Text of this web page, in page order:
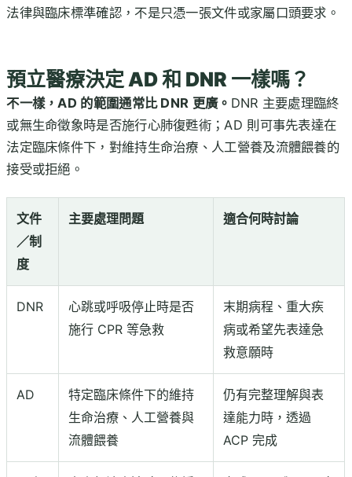
法律與臨床標準確認，不是只憑一張文件或家屬口頭要求。
預立醫療決定 AD 和 DNR 一樣嗎？
不一樣，AD 的範圍通常比 DNR 更廣。 DNR 主要處理臨終
或無生命徵象時是否施行心肺復甦術；AD 則可事先表達在
法定臨床條件下，對維持生命治療、人工營養及流體餵養的
接受或拒絕。
文件
／制
度
主要處理問題 適合何時討論
DNR
心跳或呼吸停止時是否
施行 CPR 等急救
末期病程、重大疾
病或希望先表達急
救意願時
AD
特定臨床條件下的維持
生命治療、人工營養與
流體餵養
仍有完整理解與表
達能力時，透過
ACP 完成